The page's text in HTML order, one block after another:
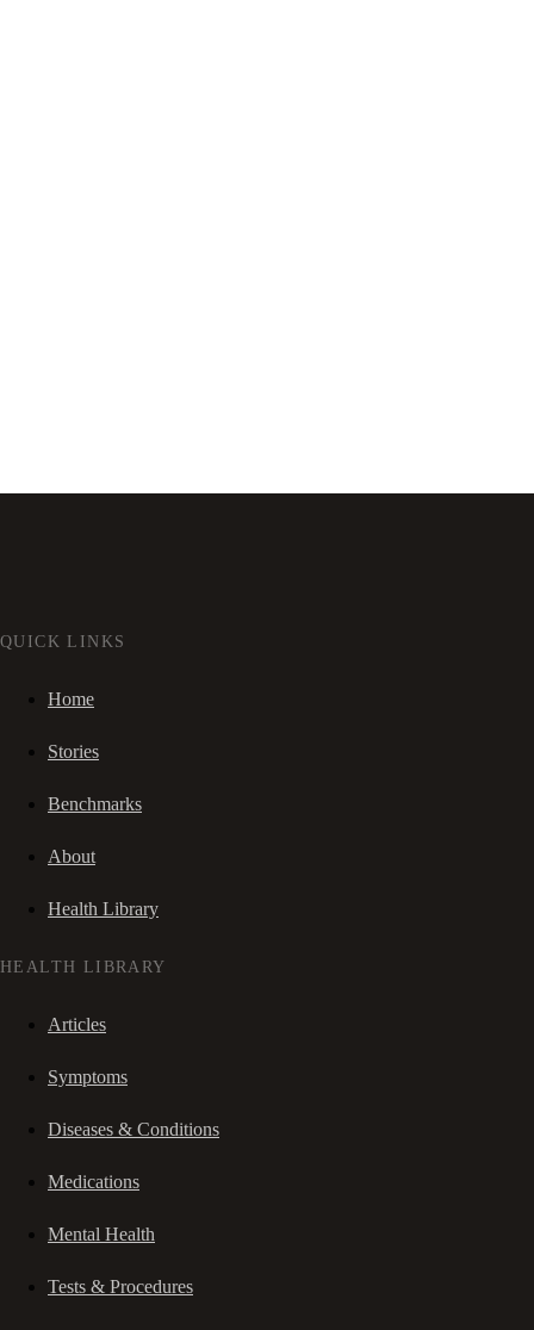
QUICK LINKS
Home
Stories
Benchmarks
About
Health Library
HEALTH LIBRARY
Articles
Symptoms
Diseases & Conditions
Medications
Mental Health
Tests & Procedures